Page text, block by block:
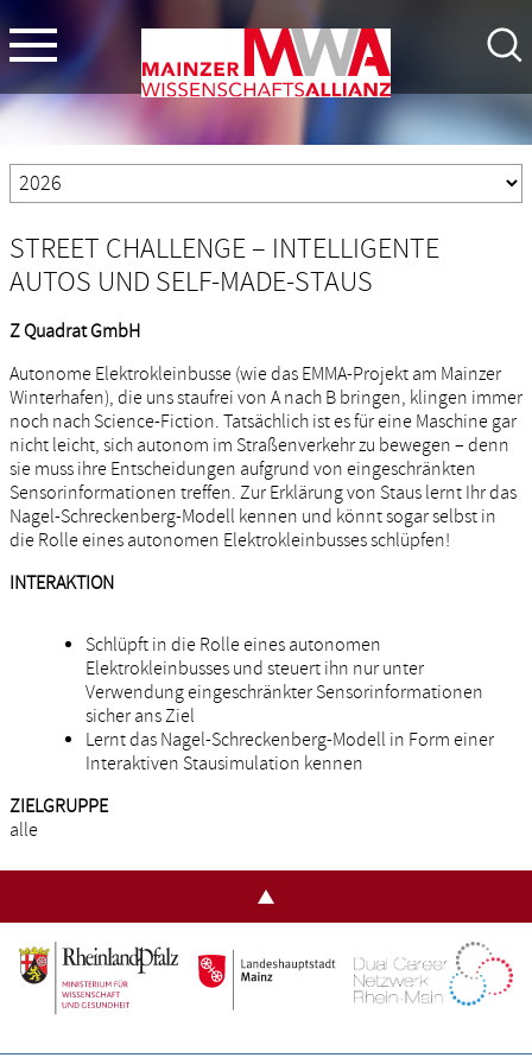
STREET CHALLENGE – INTELLIGENTE
AUTOS UND SELF-MADE-STAUS
Z Quadrat GmbH
Autonome Elektrokleinbusse (wie das EMMA-Projekt am Mainzer
Winterhafen), die uns staufrei von A nach B bringen, klingen immer
noch nach Science-Fiction. Tatsächlich ist es für eine Maschine gar
nicht leicht, sich autonom im Straßenverkehr zu bewegen – denn
sie muss ihre Entscheidungen aufgrund von eingeschränkten
Sensorinformationen treffen. Zur Erklärung von Staus lernt Ihr das
Nagel-Schreckenberg-Modell kennen und könnt sogar selbst in
die Rolle eines autonomen Elektrokleinbusses schlüpfen!
INTERAKTION
Schlüpft in die Rolle eines autonomen
Elektrokleinbusses und steuert ihn nur unter
Verwendung eingeschränkter Sensorinformationen
sicher ans Ziel
Lernt das Nagel-Schreckenberg-Modell in Form einer
Interaktiven Stausimulation kennen
ZIELGRUPPE
alle